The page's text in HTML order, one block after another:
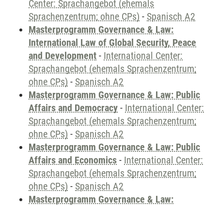
Center: Sprachangebot (ehemals
Sprachenzentrum; ohne CPs) - Spanisch A2
Masterprogramm Governance & Law:
International Law of Global Security, Peace
and Development - International Center:
Sprachangebot (ehemals Sprachenzentrum;
ohne CPs) - Spanisch A2
Masterprogramm Governance & Law: Public
Affairs and Democracy - International Center:
Sprachangebot (ehemals Sprachenzentrum;
ohne CPs) - Spanisch A2
Masterprogramm Governance & Law: Public
Affairs and Economics - International Center:
Sprachangebot (ehemals Sprachenzentrum;
ohne CPs) - Spanisch A2
Masterprogramm Governance & Law: